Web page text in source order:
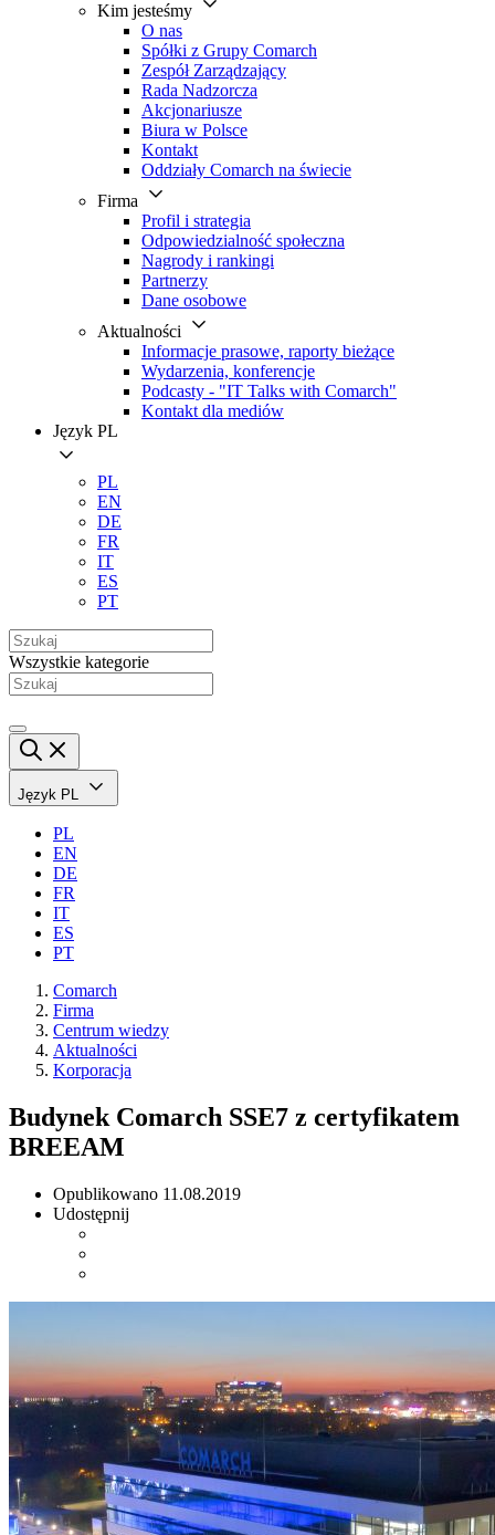
Kim jesteśmy
O nas
Spółki z Grupy Comarch
Zespół Zarządzający
Rada Nadzorcza
Akcjonariusze
Biura w Polsce
Kontakt
Oddziały Comarch na świecie
Firma
Profil i strategia
Odpowiedzialność społeczna
Nagrody i rankingi
Partnerzy
Dane osobowe
Aktualności
Informacje prasowe, raporty bieżące
Wydarzenia, konferencje
Podcasty - "IT Talks with Comarch"
Kontakt dla mediów
Język PL
PL
EN
DE
FR
IT
ES
PT
Wszystkie kategorie
Język PL
PL
EN
DE
FR
IT
ES
PT
Comarch
Firma
Centrum wiedzy
Aktualności
Korporacja
Budynek Comarch SSE7 z certyfikatem
BREEAM
Opublikowano 11.08.2019
Udostępnij